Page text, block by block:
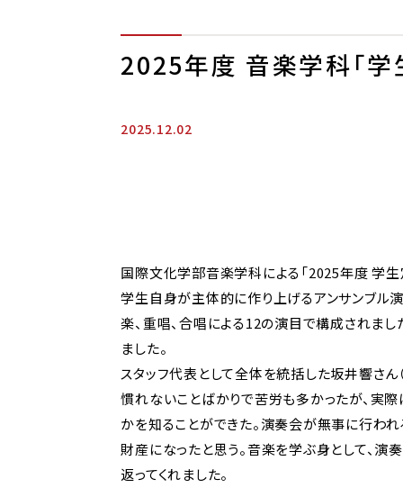
2025年度 音楽学科「
2025.12.02
国際文化学部音楽学科による「2025年度 学
学生自身が主体的に作り上げるアンサンブル
楽、重唱、合唱による12の演目で構成されま
ました。
スタッフ代表として全体を統括した坂井響さ
慣れないことばかりで苦労も多かったが、実
かを知ることができた。演奏会が無事に行わ
財産になったと思う。音楽を学ぶ身として、
返ってくれました。